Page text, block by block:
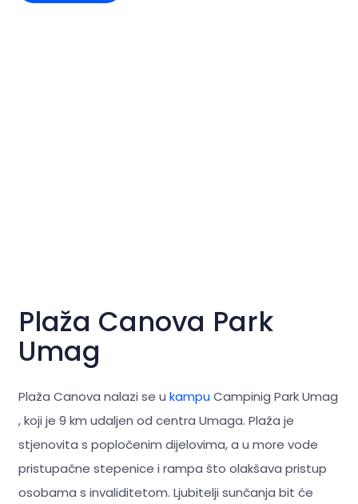
Plaža Canova Park
Umag
Plaža Canova nalazi se u kampuCampinig Park Umag
, koji je 9 km udaljen od centra Umaga. Plaža je
stjenovita s popločenim dijelovima, a u more vode
pristupačne stepenice i rampa što olakšava pristup
osobama s invaliditetom. Ljubitelji sunčanja bit će